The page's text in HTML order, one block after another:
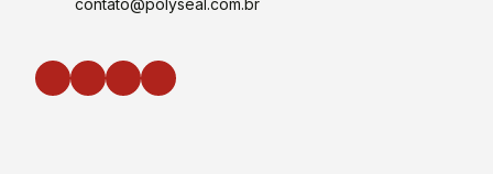
contato@polyseal.com.br